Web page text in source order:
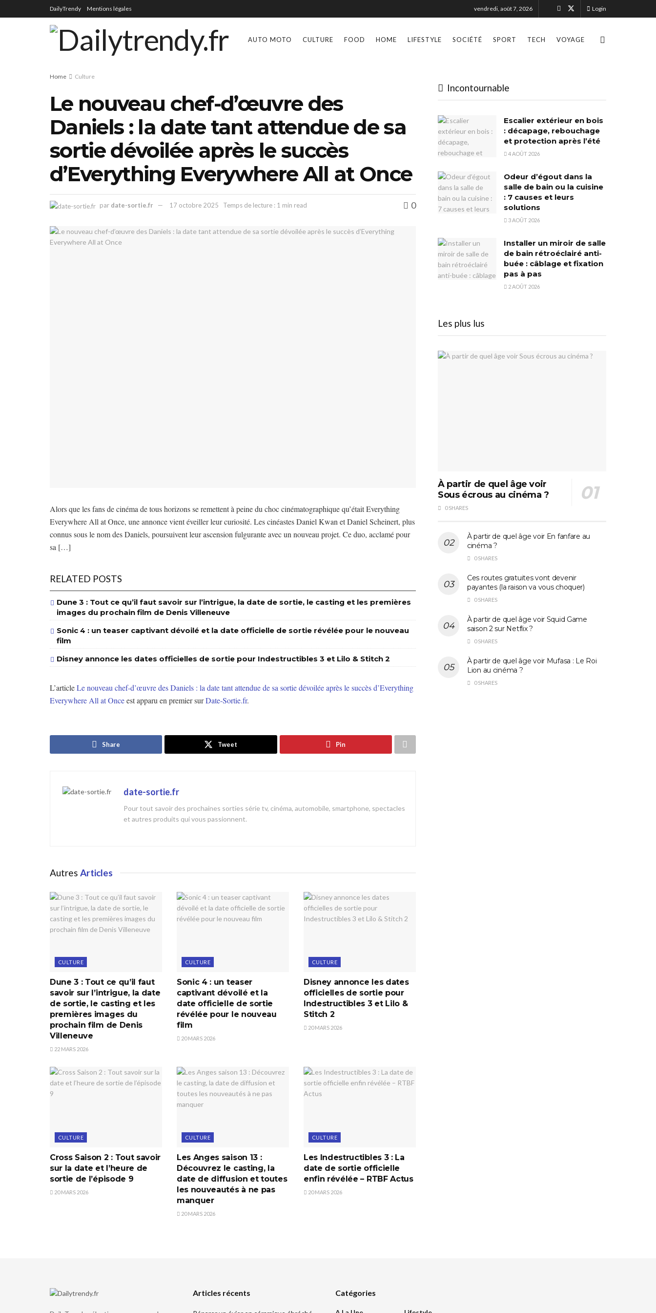
DailyTrendy Mentions légales vendredi, août 7, 2026 Login
AUTO MOTO CULTURE FOOD HOME LIFESTYLE SOCIÉTÉ SPORT TECH VOYAGE
Home Culture
Le nouveau chef-d’œuvre des
Daniels : la date tant attendue de sa
sortie dévoilée après le succès
d’Everything Everywhere All at Once
par date-sortie.fr 17 octobre 2025 Temps de lecture : 1 min read 0
Alors que les fans de cinéma de tous horizons se remettent à peine du choc cinématographique qu’était Everything
Everywhere All at Once, une annonce vient éveiller leur curiosité. Les cinéastes Daniel Kwan et Daniel Scheinert, plus
connus sous le nom des Daniels, poursuivent leur ascension fulgurante avec un nouveau projet. Ce duo, acclamé pour
sa […]
RELATED POSTS
Dune 3 : Tout ce qu’il faut savoir sur l’intrigue, la date de sortie, le casting et les premières
images du prochain film de Denis Villeneuve
Sonic 4 : un teaser captivant dévoilé et la date officielle de sortie révélée pour le nouveau
film
Disney annonce les dates officielles de sortie pour Indestructibles 3 et Lilo & Stitch 2
L’articleLe nouveau chef-d’œuvre des Daniels : la date tant attendue de sa sortie dévoilée après le succès d’Everything
Everywhere All at Onceest apparu en premier surDate-Sortie.fr.
Share Tweet Pin
date-sortie.fr
Pour tout savoir des prochaines sorties série tv, cinéma, automobile, smartphone, spectacles
et autres produits qui vous passionnent.
Autres Articles
CULTURE
Dune 3 : Tout ce qu’il faut
savoir sur l’intrigue, la date
de sortie, le casting et les
premières images du
prochain film de Denis
Villeneuve
22 MARS 2026
CULTURE
Sonic 4 : un teaser
captivant dévoilé et la
date officielle de sortie
révélée pour le nouveau
film
20 MARS 2026
CULTURE
Disney annonce les dates
officielles de sortie pour
Indestructibles 3 et Lilo &
Stitch 2
20 MARS 2026
CULTURE
Cross Saison 2 : Tout savoir
sur la date et l’heure de
sortie de l’épisode 9
20 MARS 2026
CULTURE
Les Anges saison 13 :
Découvrez le casting, la
date de diffusion et toutes
les nouveautés à ne pas
manquer
20 MARS 2026
CULTURE
Les Indestructibles 3 : La
date de sortie officielle
enfin révélée – RTBF Actus
20 MARS 2026
Incontournable
Escalier extérieur en bois
: décapage, rebouchage
et protection après l’été
4 AOÛT 2026
Odeur d’égout dans la
salle de bain ou la cuisine
: 7 causes et leurs
solutions
3 AOÛT 2026
Installer un miroir de salle
de bain rétroéclairé anti-
buée : câblage et fixation
pas à pas
2 AOÛT 2026
Les plus lus
À partir de quel âge voir
Sous écrous au cinéma ?
0 SHARES
À partir de quel âge voir En fanfare au
cinéma ?
0 SHARES
Ces routes gratuites vont devenir
payantes (la raison va vous choquer)
0 SHARES
À partir de quel âge voir Squid Game
saison 2 sur Netflix ?
0 SHARES
À partir de quel âge voir Mufasa : Le Roi
Lion au cinéma ?
0 SHARES
Articles récents Catégories